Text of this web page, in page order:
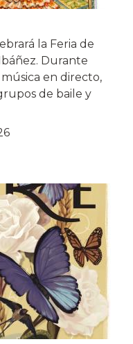
la Feria de
Durante
en directo,
de baile y